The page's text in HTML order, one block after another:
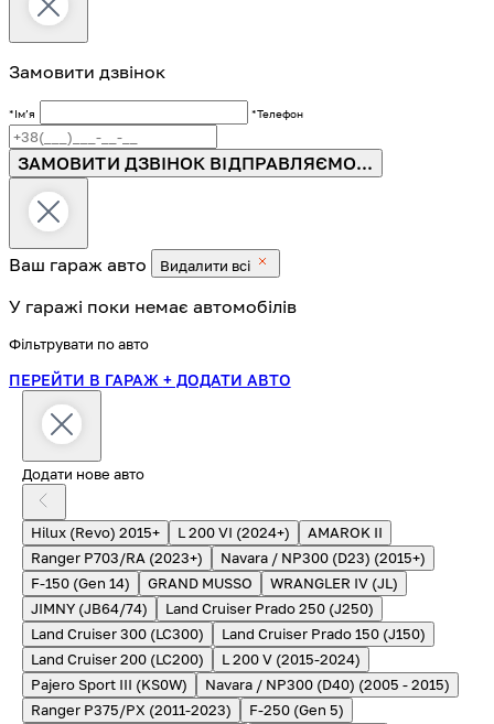
Замовити дзвінок
*Імʼя *Телефон
ЗАМОВИТИ ДЗВІНОК ВІДПРАВЛЯЄМО...
Ваш гараж авто Видалити всі
У гаражі поки немає автомобілів
Фільтрувати по авто
ПЕРЕЙТИ В ГАРАЖ + ДОДАТИ АВТО
Додати нове авто
Hilux (Revo) 2015+ L 200 VI (2024+)
AMAROK II
Ranger P703/RA (2023+)
Navara / NP300 (D23) (2015+)
F-150 (Gen 14)
GRAND MUSSO
WRANGLER IV (JL)
JIMNY (JB64/74)
Land Cruiser Prado 250 (J250)
Land Cruiser 300 (LC300)
Land Cruiser Prado 150 (J150)
Land Cruiser 200 (LC200)
L 200 V (2015-2024)
Pajero Sport III (KS0W)
Navara / NP300 (D40) (2005 - 2015)
Ranger P375/PX (2011-2023)
F-250 (Gen 5)